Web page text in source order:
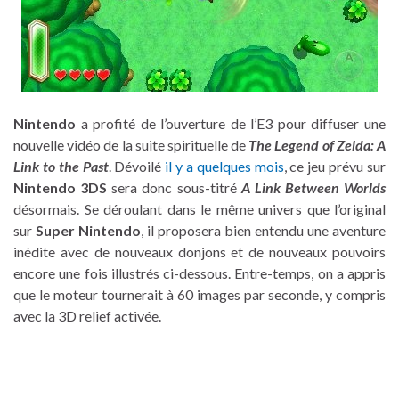
Nintendo a profité de l’ouverture de l’E3 pour diffuser une
nouvelle vidéo de la suite spirituelle de The Legend of Zelda: A
Link to the Past. Dévoilé il y a quelques mois, ce jeu prévu sur
Nintendo 3DS sera donc sous-titré A Link Between Worlds
désormais. Se déroulant dans le même univers que l’original
sur Super Nintendo, il proposera bien entendu une aventure
inédite avec de nouveaux donjons et de nouveaux pouvoirs
encore une fois illustrés ci-dessous. Entre-temps, on a appris
que le moteur tournerait à 60 images par seconde, y compris
avec la 3D relief activée.